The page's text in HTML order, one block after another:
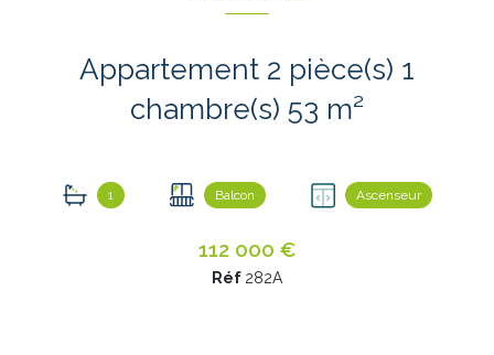
Appartement 2 pièce(s) 1
chambre(s) 53 m²
1 Balcon Ascenseur
112 000 €
Réf 282A